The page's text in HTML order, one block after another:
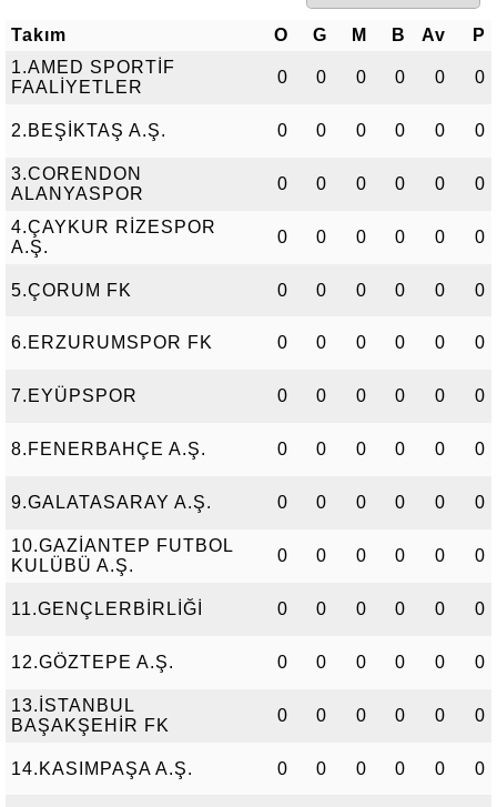
Takım O G M B Av
P
1.AMED SPORTİF
FAALİYETLER
0 0 0 0 0 0
2.BEŞİKTAŞ A.Ş. 0 0 0 0 0 0
3.CORENDON
ALANYASPOR
0 0 0 0 0 0
4.ÇAYKUR RİZESPOR
A.Ş.
0 0 0 0 0 0
5.ÇORUM FK 0 0 0 0 0 0
6.ERZURUMSPOR FK 0 0 0 0 0 0
7.EYÜPSPOR 0 0 0 0 0 0
8.FENERBAHÇE A.Ş. 0 0 0 0 0 0
9.GALATASARAY A.Ş. 0 0 0 0 0 0
10.GAZİANTEP FUTBOL
KULÜBÜ A.Ş.
0 0 0 0 0 0
11.GENÇLERBİRLİĞİ 0 0 0 0 0 0
12.GÖZTEPE A.Ş. 0 0 0 0 0 0
13.İSTANBUL
BAŞAKŞEHİR FK
0 0 0 0 0 0
14.KASIMPAŞA A.Ş. 0 0 0 0 0 0